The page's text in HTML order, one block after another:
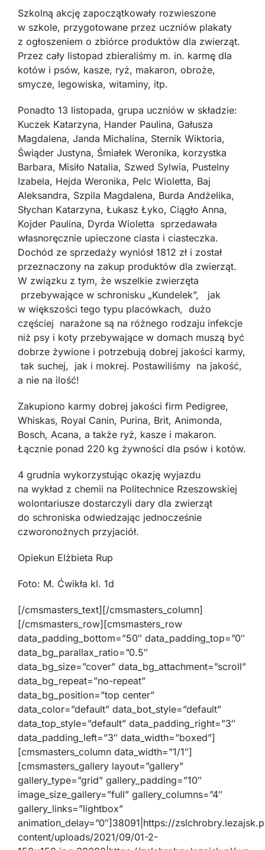
Szkolną akcję zapoczątkowały rozwieszone
w szkole, przygotowane przez uczniów plakaty
z ogłoszeniem o zbiórce produktów dla zwierząt.
Przez cały listopad zbieraliśmy m. in. karmę dla
kotów i psów, kasze, ryż, makaron, obroże,
smycze, legowiska, witaminy, itp.
Ponadto 13 listopada, grupa uczniów w składzie:
Kuczek Katarzyna, Hander Paulina, Gałusza
Magdalena, Janda Michalina, Sternik Wiktoria,
Świąder Justyna, Śmiałek Weronika, korzystka
Barbara, Misiło Natalia, Szwed Sylwia, Pustelny
Izabela, Hejda Weronika, Pelc Wioletta, Baj
Aleksandra, Szpila Magdalena, Burda Andżelika,
Słychan Katarzyna, Łukasz Łyko, Ciągło Anna,
Kojder Paulina, Dyrda Wioletta sprzedawała
własnoręcznie upieczone ciasta i ciasteczka.
Dochód ze sprzedaży wyniósł 1812 zł i został
przeznaczony na zakup produktów dla zwierząt.
W związku z tym, że wszelkie zwierzęta
przebywające w schronisku „Kundelek”, jak
w większości tego typu placówkach, dużo
częściej narażone są na różnego rodzaju infekcje
niż psy i koty przebywające w domach muszą być
dobrze żywione i potrzebują dobrej jakości karmy,
tak suchej, jak i mokrej. Postawiliśmy na jakość,
a nie na ilość!
Zakupiono karmy dobrej jakości firm Pedigree,
Whiskas, Royal Canin, Purina, Brit, Animonda,
Bosch, Acana, a także ryż, kasze i makaron.
Łącznie ponad 220 kg żywności dla psów i kotów.
4 grudnia wykorzystując okazję wyjazdu
na wykład z chemii na Politechnice Rzeszowskiej
wolontariusze dostarczyli dary dla zwierząt
do schroniska odwiedzając jednocześnie
czworonożnych przyjaciół.
Opiekun Elżbieta Rup
Foto: M. Ćwikła kl. 1d
[/cmsmasters_text][/cmsmasters_column]
[/cmsmasters_row][cmsmasters_row
data_padding_bottom=”50″ data_padding_top=”0″
data_bg_parallax_ratio=”0.5″
data_bg_size=”cover” data_bg_attachment=”scroll”
data_bg_repeat=”no-repeat”
data_bg_position=”top center”
data_color=”default” data_bot_style=”default”
data_top_style=”default” data_padding_right=”3″
data_padding_left=”3″ data_width=”boxed”]
[cmsmasters_column data_width=”1/1″]
[cmsmasters_gallery layout=”gallery”
gallery_type=”grid” gallery_padding=”10″
image_size_gallery=”full” gallery_columns=”4″
gallery_links=”lightbox”
animation_delay=”0″]38091|https://
content/uploads/2021/09/01-2-